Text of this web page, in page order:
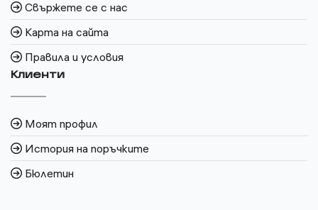
Свържете се с нас
Карта на сайта
Правила и условия
Клиенти
Моят профил
История на поръчките
Бюлетин